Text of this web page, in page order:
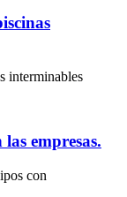
interminables
empresas.
con